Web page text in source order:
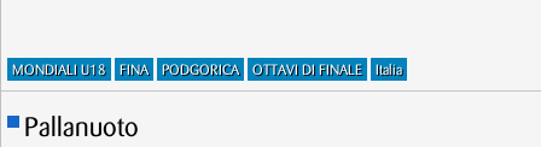
MONDIALI U18 FINA PODGORICA OTTAVI DI FINALE Italia
Pallanuoto